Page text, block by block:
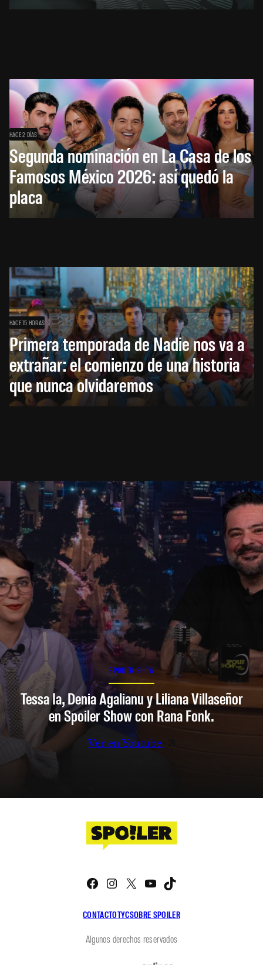
HACE 2 DÍAS
Segunda nominación en La Casa de los
Famosos México 2026: así quedó la
placa
HACE 15 HORAS
Primera temporada de Nadie nos va a
extrañar: el comienzo de una historia
que nunca olvidaremos
SPOILER SHOW
Tessa Ia, Denia Agalianu y Liliana Villaseñor
en Spoiler Show con Rana Fonk.
Ver en Youtube
CONTACTOTYCSOBRE SPOILER
Facebook
Instagram
X YouTube
Algunos derechos reservados